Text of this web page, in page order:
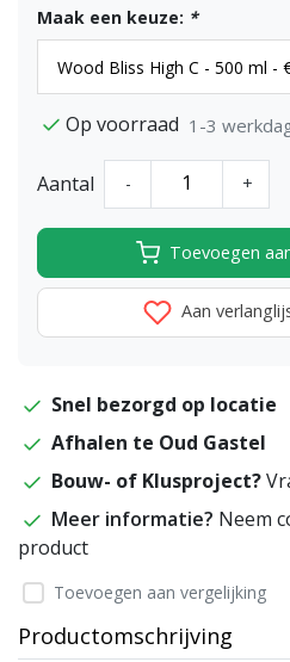
Maak een keuze: *
Op voorraad 1-3
Aantal - +
Toevoegen
Aan
Snel bezorgd op locatie
Afhalen te Oud Gastel
Bouw- of Klusproject?
Meer informatie? Neem
product
Toevoegen aan vergelijking
Productomschrijving